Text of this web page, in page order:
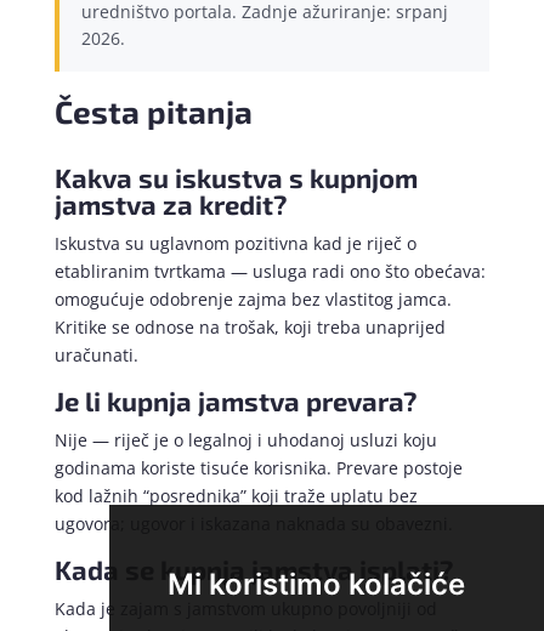
Mi koristimo kolačiće
uredništvo portala. Zadnje ažuriranje: srpanj
2026.
Česta pitanja
Kakva su iskustva s kupnjom
jamstva za kredit?
Iskustva su uglavnom pozitivna kad je riječ o
etabliranim tvrtkama — usluga radi ono što obećava:
omogućuje odobrenje zajma bez vlastitog jamca.
Kritike se odnose na trošak, koji treba unaprijed
uračunati.
Je li kupnja jamstva prevara?
Nije — riječ je o legalnoj i uhodanoj usluzi koju
godinama koriste tisuće korisnika. Prevare postoje
kod lažnih “posrednika” koji traže uplatu bez
ugovora; ugovor i iskazana naknada su obavezni.
Kada se kupnja jamstva isplati?
Kada je zajam s jamstvom ukupno povoljniji od